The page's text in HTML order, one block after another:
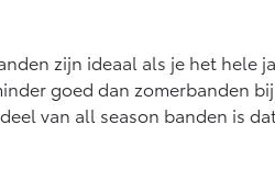
Proace Max (excl.
BTW)
OOK ALS BATTERIJ-
ELEKTRISCH
zijn ideaal als je het hele
goed dan zomerbanden
van all season banden is